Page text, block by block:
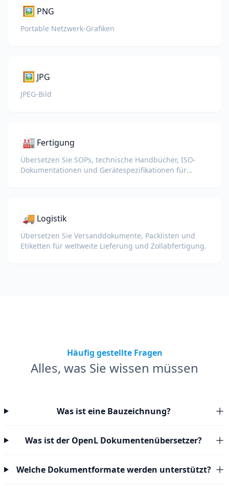
🖼️ PNG
Portable Netzwerk-Grafiken
🖼️ JPG
JPEG-Bild
🏭 Fertigung
Übersetzen Sie SOPs, technische Handbücher, ISO-
Dokumentationen und Gerätespezifikationen für
🚚 Logistik
Übersetzen Sie Versanddokumente, Packlisten und
Etiketten für weltweite Lieferung und Zollabfertigung.
Häufig gestellte Fragen
Alles, was Sie wissen müssen
Was ist eine Bauzeichnung?
Was ist der OpenL Dokumentenübersetzer?
Welche Dokumentformate werden unterstützt?